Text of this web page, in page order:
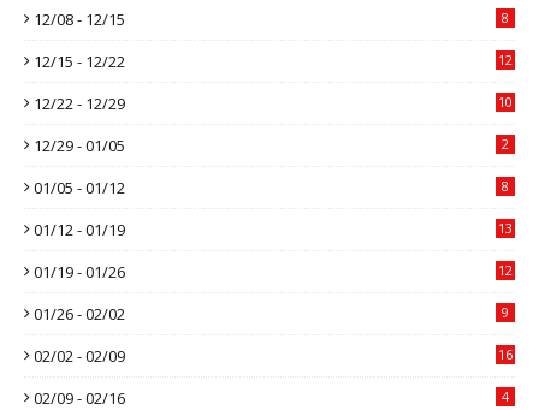
12/08 - 12/15 8
12/15 - 12/22 12
12/22 - 12/29 10
12/29 - 01/05 2
01/05 - 01/12 8
01/12 - 01/19 13
01/19 - 01/26 12
01/26 - 02/02 9
02/02 - 02/09 16
02/09 - 02/16 4